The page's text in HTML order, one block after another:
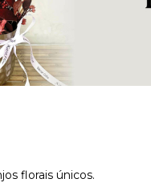
florais únicos.